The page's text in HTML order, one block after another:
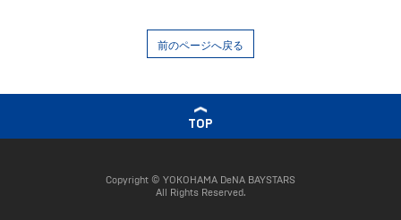
前のページへ戻る
TOP
Copyright © YOKOHAMA DeNA BAYSTARS
All Rights Reserved.